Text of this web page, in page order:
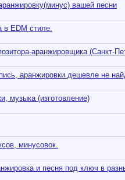
вашей песни
в ЕDM стиле.
аранжировщика (Санкт-
аранжировки дешевле не
музыка (изготовление)
минусовок.
и песня под ключ в